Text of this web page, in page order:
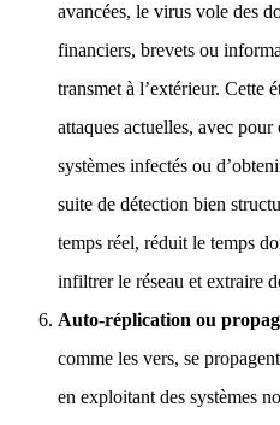
avancées, le virus vole des
financiers, brevets ou
transmet à l’extérieur. Cette
attaques actuelles, avec
systèmes infectés ou
suite de détection bien
temps réel, réduit le temps
infiltrer le réseau et extraire
Auto-réplication ou
comme les vers, se
en exploitant des systèmes